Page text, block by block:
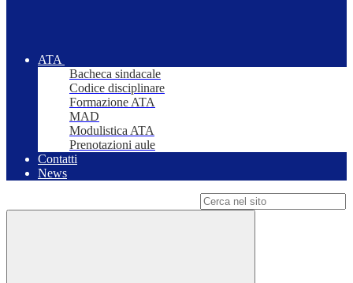
ATA
Bacheca sindacale
Codice disciplinare
Formazione ATA
MAD
Modulistica ATA
Prenotazioni aule
Contatti
News